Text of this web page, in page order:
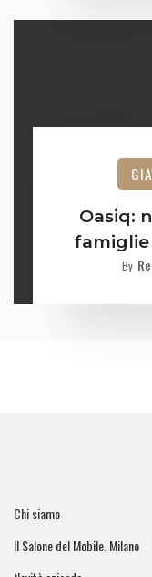
Oasiq:
famiglie
By
Chi siamo
Il Salone del Mobile. Milano